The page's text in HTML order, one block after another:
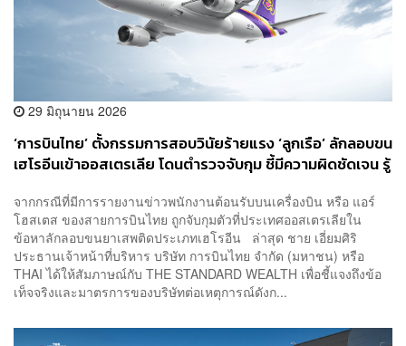
29 มิถุนายน 2026
‘การบินไทย’ ตั้งกรรมการสอบวินัยร้ายแรง ‘ลูกเรือ’ ลักลอบขน
เฮโรอีนเข้าออสเตรเลีย โดนตำรวจจับกุม ชี้มีความผิดชัดเจน รู้
บุคคล
จากกรณีที่มีการรายงานข่าวพนักงานต้อนรับบนเครื่องบิน หรือ แอร์
โฮสเตส ของสายการบินไทย ถูกจับกุมตัวที่ประเทศออสเตรเลียใน
ข้อหาลักลอบขนยาเสพติดประเภทเฮโรอีน ล่าสุด ชาย เอี่ยมศิริ
ประธานเจ้าหน้าที่บริหาร บริษัท การบินไทย จำกัด (มหาชน) หรือ
THAI ได้ให้สัมภาษณ์กับ THE STANDARD WEALTH เพื่อชี้แจงถึงข้อ
เท็จจริงและมาตรการของบริษัทต่อเหตุการณ์ดังก...